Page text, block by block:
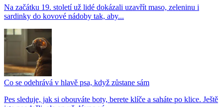
Na začátku 19. století už lidé dokázali uzavřít maso, zeleninu i
sardinky do kovové nádoby tak, aby...
Co se odehrává v hlavě psa, když zůstane sám
Pes sleduje, jak si obouváte boty, berete klíče a saháte po klice. Ještě